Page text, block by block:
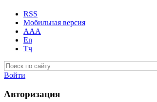
RSS
Мобильная версия
AAA
En
Тҷ
Войти
Авторизация